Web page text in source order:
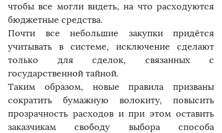
чтобы все могли видеть, на что расходуются
бюджетные средства.
Почти все небольшие закупки придётся
учитывать в системе, исключение сделают
только для сделок, связанных с
государственной тайной.
Таким образом, новые правила призваны
сократить бумажную волокиту, повысить
прозрачность расходов и при этом оставить
заказчикам свободу выбора способа